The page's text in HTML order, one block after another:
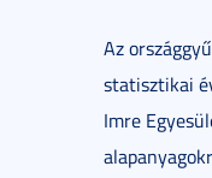
Az
statisztikai
Imre